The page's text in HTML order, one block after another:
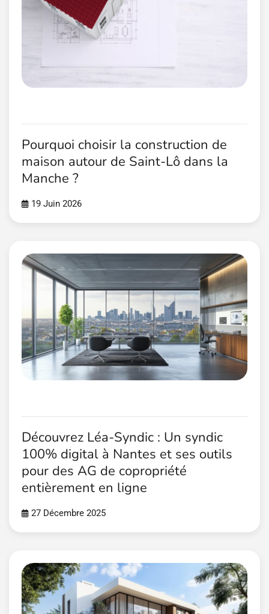
Pourquoi choisir la construction de
maison autour de Saint-Lô dans la
Manche ?
19 Juin 2026
Découvrez Léa-Syndic : Un syndic
100% digital à Nantes et ses outils
pour des AG de copropriété
entièrement en ligne
27 Décembre 2025